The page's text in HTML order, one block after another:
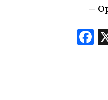
—
Fa
ce